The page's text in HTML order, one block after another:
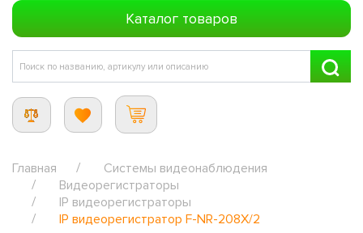
Каталог товаров
Главная
Системы видеонаблюдения
Видеорегистраторы
IP видеорегистраторы
IP видеорегистратор F-NR-208X/2